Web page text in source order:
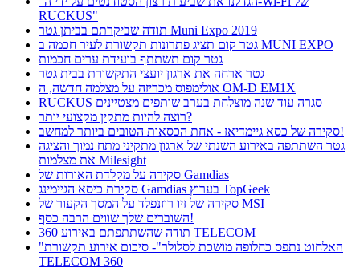
RUCKUS"
תודה שביקרתם בביתן גטר Muni Expo 2019
גטר קום תציג פתרונות תקשורת לעיר חכמה ב MUNI EXPO
גטר קום תשתתף בועידת ערים חכמות
גטר ארחה את ארגון יועצי התקשורת בבית גטר
אולימפוס מכריזה על מצלמה חדשה, ה OM-D EM1X
RUCKUS סגרה עוד שנה מוצלחת בערב שותפים מצטיינים
רוצה להיות מתקין מקצועי יותר?
סקירה של כסא גיימדיאז - אחת הכסאות הטובים ביותר למחשב!
גטר השתתפה באירוע השנתי של ארגון מתקיני מתח נמוך והציגה
את מצלמות Milesight
סקירה על מקלדת האורות של Gamdias
סקירת כיסא הגיימינג Gamdias בערוץ TopGeek
סקירה של זיו רוזנפלד על המסך הקעור של MSI
השוברים שלך שווים הרבה כסף!
תודה שהשתתפתם באירוע 360 TELECOM
"האלחוט נתפס כחלופה מושכת לסלולר"- סיכום אירוע תקשורת
TELECOM 360